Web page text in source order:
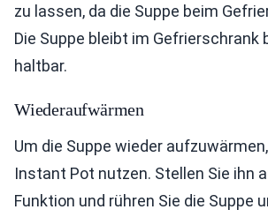
zu lassen, da die Suppe beim
Die Suppe bleibt im Gefrierschrank
haltbar.
Wiederaufwärmen
Um die Suppe wieder
Instant Pot nutzen. Stellen Sie ihn
Funktion und rühren Sie die Suppe